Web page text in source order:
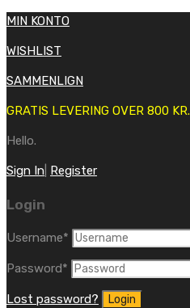
MIN KONTO
WISHLIST
SAMMENLIGN
GRATIS LEVERING OVER 800 KR.
Hello.
Sign In Register
Login
Username*
Password*
Lost password?